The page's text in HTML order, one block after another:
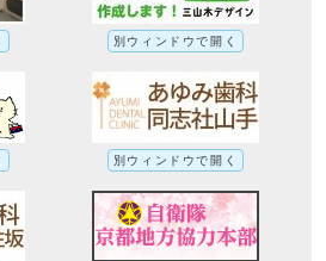
別ウィンドウで開く
別ウィンドウで開く